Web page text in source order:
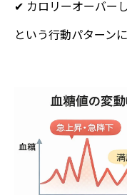
✔ カロリーオーバー
という行動パターン